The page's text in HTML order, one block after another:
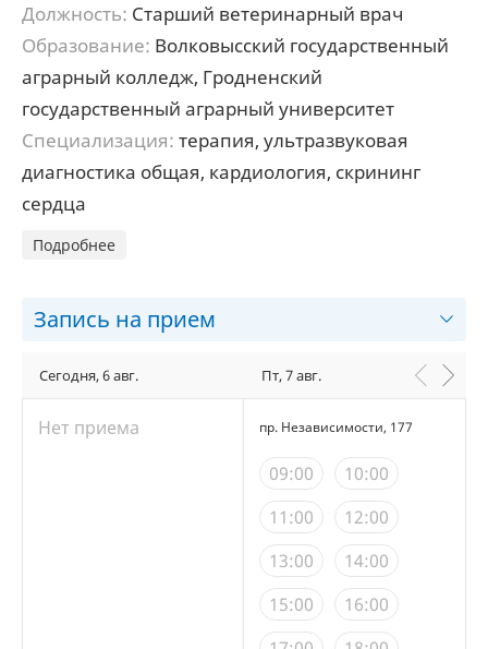
Должность: Старший ветеринарный врач
Образование: Волковысский государственный
аграрный колледж, Гродненский
государственный аграрный университет
Специализация: терапия, ультразвуковая
диагностика общая, кардиология, скрининг
сердца
Подробнее
Запись на прием
Сегодня, 6 авг.
Нет приема
Пт, 7 авг.
пр. Независимости, 177
09:00
10:00
11:00
12:00
13:00
14:00
15:00
16:00